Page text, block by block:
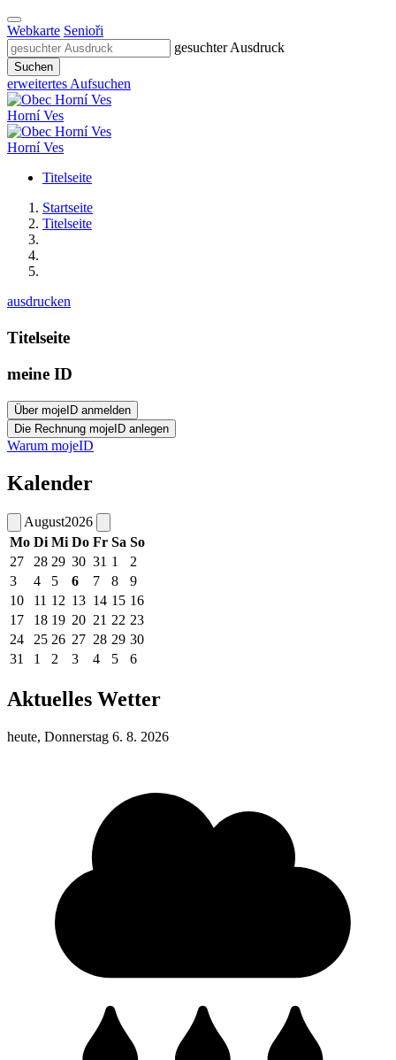
Webkarte Senioři
gesuchter Ausdruck
Suchen
erweitertes Aufsuchen
Horní Ves
Horní Ves
Titelseite
Startseite
Titelseite
ausdrucken
Titelseite
meine ID
Warum mojeID
Kalender
August2026
Mo Di Mi Do Fr Sa So
27
28 29 30 31 1
2
3
4 5 6 7 8
9
10
11 12 13 14 15 16
17
18 19 20 21 22 23
24
25 26 27 28 29 30
31
1 2 3 4 5 6
Aktuelles Wetter
heute, Donnerstag 6. 8. 2026